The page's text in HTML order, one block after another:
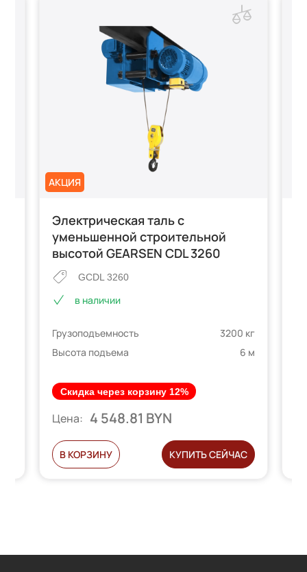
АКЦИЯ
Электрическая таль с
уменьшенной строительной
высотой GEARSEN CDL 3260
GCDL 3260
в наличии
Грузоподъемность
3200 кг
Высота подъема
6 м
Скидка через корзину 12%
Цена: 4 548.81 BYN
В КОРЗИНУ КУПИТЬ СЕЙЧАС